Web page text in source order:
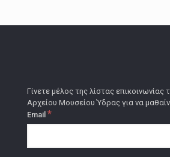
€25.00.είναι:
Γίνετε μέλος της λίστας επικοινωνίας
Αρχείου Μουσείου Ύδρας για να
Email *